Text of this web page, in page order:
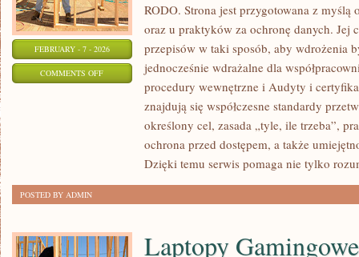
FEBRUARY - 7 - 2026
COMMENTS OFFON
INSPEKTOR
RODO. Strona jest przygotowana z
oraz u praktyków za ochronę danych. Jej
przepisów w taki sposób, aby wdrożenia
jednocześnie wdrażalne dla
procedury wewnętrzne i Audyty i
znajdują się współczesne standardy
określony cel, zasada „tyle, ile trzeba”,
ochrona przed dostępem, a także
Dzięki temu serwis pomaga nie tylko
POSTED BY ADMIN
Laptopy Gamingowe